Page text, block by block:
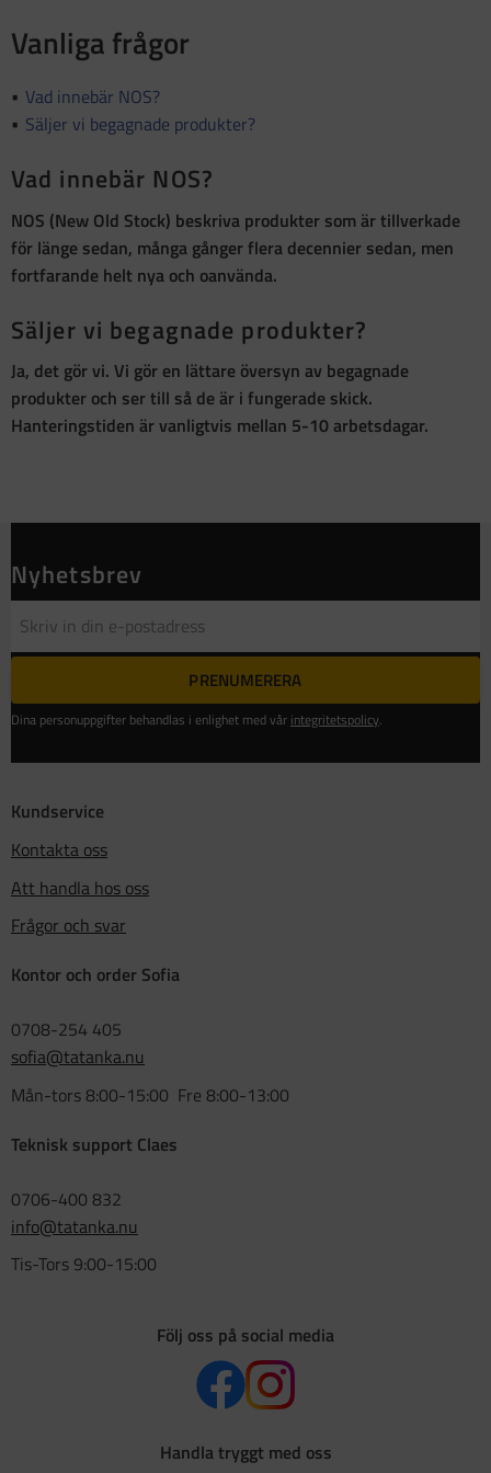
Vanliga frågor
Vad innebär NOS?
Säljer vi begagnade produkter?
Vad innebär NOS?
NOS (New Old Stock) beskriva produkter som ärtillverkade
för länge sedan, många gånger flera decennier sedan, men
fortfarande helt nya och oanvända.
Säljer vi begagnade produkter?
Ja, det gör vi. Vi gör en lättare översyn av begagnade
produkter och ser till så de är i fungerade skick.
Hanteringstiden är vanligtvis mellan 5-10 arbetsdagar.
Nyhetsbrev
PRENUMERERA
Dina personuppgifter behandlas i enlighet med vår integritetspolicy.
Kundservice
Kontakta oss
Att handla hos oss
Frågor och svar
Kontor och order Sofia
0708-254 405
sofia@tatanka.nu
Mån-tors 8:00-15:00 Fre 8:00-13:00
Teknisk support Claes
0706-400 832
info@tatanka.nu
Tis-Tors 9:00-15:00
Följ oss på social media
Handla tryggt med oss